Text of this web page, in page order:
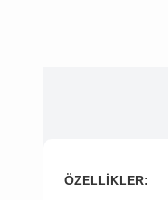
ÖZELLİKLER: